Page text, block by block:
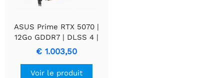
ASUS Prime RTX 5070 |
12Go GDDR7 | DLSS 4 |
Carte graphique | GPU
Nvidia
€ 1.003,50
Voir le produit